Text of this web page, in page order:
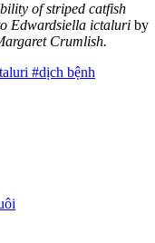
of striped catfish
Edwardsiella ictaluri by
Crumlish.
#dịch bệnh